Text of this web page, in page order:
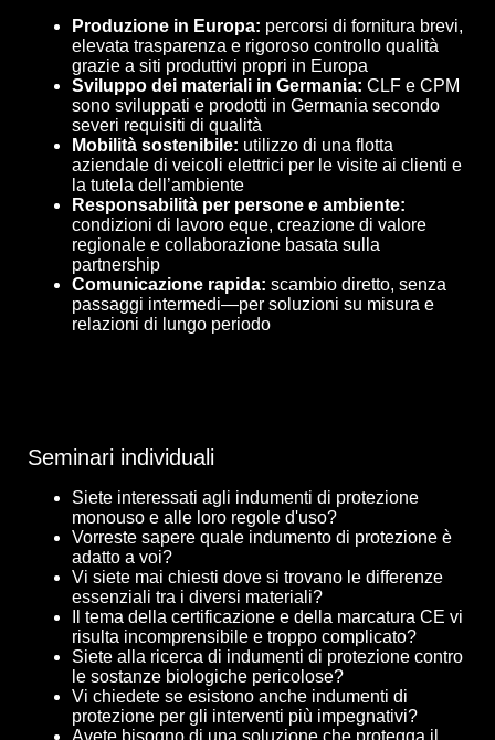
Produzione in Europa: percorsi di fornitura brevi,
elevata trasparenza e rigoroso controllo qualità
grazie a siti produttivi propri in Europa
Sviluppo dei materiali in Germania: CLF e CPM
sono sviluppati e prodotti in Germania secondo
severi requisiti di qualità
Mobilità sostenibile: utilizzo di una flotta
aziendale di veicoli elettrici per le visite ai clienti e
la tutela dell’ambiente
Responsabilità per persone e ambiente:
condizioni di lavoro eque, creazione di valore
regionale e collaborazione basata sulla
partnership
Comunicazione rapida: scambio diretto, senza
passaggi intermedi—per soluzioni su misura e
relazioni di lungo periodo
Seminari individuali
Siete interessati agli indumenti di protezione
monouso e alle loro regole d'uso?
Vorreste sapere quale indumento di protezione è
adatto a voi?
Vi siete mai chiesti dove si trovano le differenze
essenziali tra i diversi materiali?
Il tema della certificazione e della marcatura CE vi
risulta incomprensibile e troppo complicato?
Siete alla ricerca di indumenti di protezione contro
le sostanze biologiche pericolose?
Vi chiedete se esistono anche indumenti di
protezione per gli interventi più impegnativi?